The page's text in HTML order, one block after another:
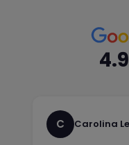
4.9
C Carolina